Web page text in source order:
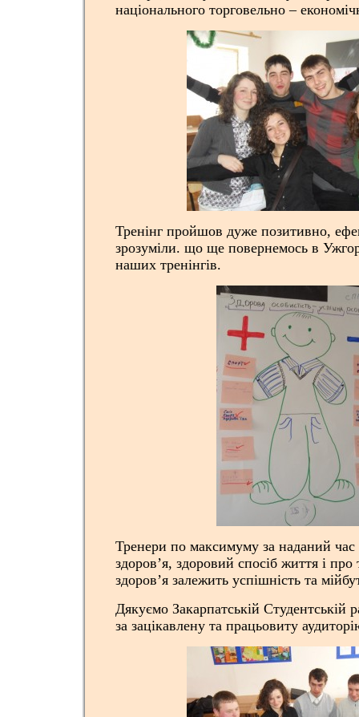
національного торговельно –
Тренінг пройшов дуже позитивно,
зрозуміли. що ще повернемось в
наших тренінгів.
Тренери по максимуму за наданий час
здоров’я, здоровий спосіб життя і
здоров’я залежить успішність та
Дякуємо Закарпатській Студентській
за зацікавлену та працьовиту